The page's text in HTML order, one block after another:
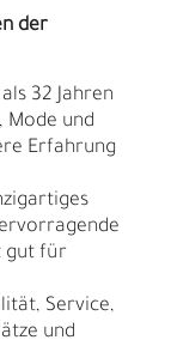
der
32 Jahren
Mode und
Erfahrung
gut für
Service,
und